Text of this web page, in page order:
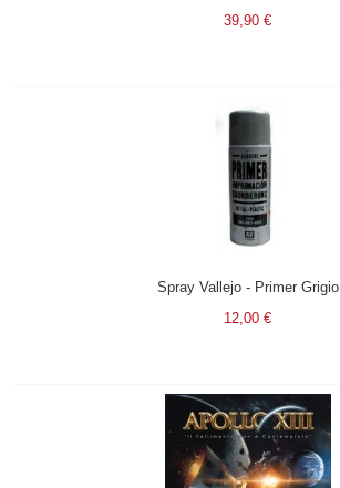
39,90 €
Spray Vallejo - Primer Grigio
12,00 €